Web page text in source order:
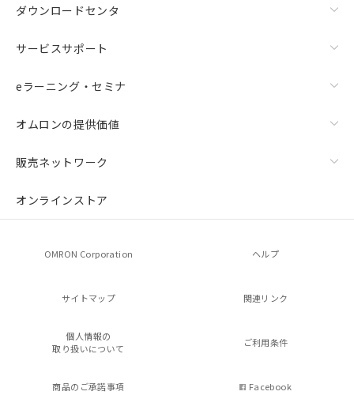
ダウンロードセンタ
サービスサポート
eラーニング・セミナ
オムロンの提供価値
販売ネットワーク
オンラインストア
OMRON Corporation ヘルプ
サイトマップ 関連リンク
個人情報の
取り扱いについて
ご利用条件
商品のご承諾事項 Facebook